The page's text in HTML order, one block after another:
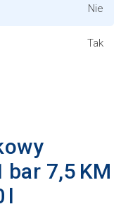
Nie
Tak
bar 7,5 KM
l